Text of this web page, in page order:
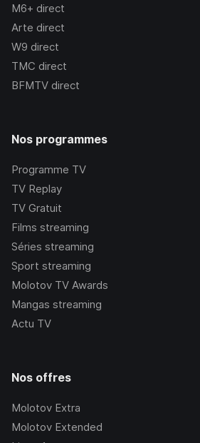
M6+ direct
Arte direct
W9 direct
TMC direct
BFMTV direct
Nos programmes
Programme TV
TV Replay
TV Gratuit
Films streaming
Séries streaming
Sport streaming
Molotov TV Awards
Mangas streaming
Actu TV
Nos offres
Molotov Extra
Molotov Extended